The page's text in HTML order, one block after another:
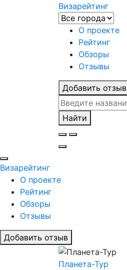
Визарейтинг
О проекте
Рейтинг
Обзоры
Отзывы
Добавить отзыв
Найти
Визарейтинг
О проекте
Рейтинг
Обзоры
Отзывы
Добавить отзыв
Планета-Тур